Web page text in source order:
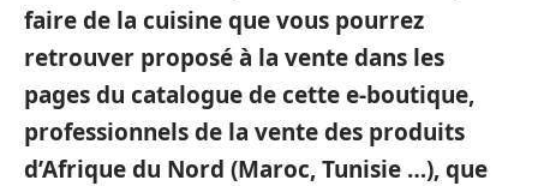
faire de la cuisine que vous pourrez
retrouver proposé à la vente dans les
pages du catalogue de cette e-boutique,
professionnels de la vente des produits
d’Afrique du Nord (Maroc, Tunisie …), que